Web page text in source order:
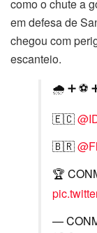
como o chute a
em defesa de
chegou com
escanteio.
🌧️ ➕ ⚽
🇪🇨
🇧🇷
🏆
—